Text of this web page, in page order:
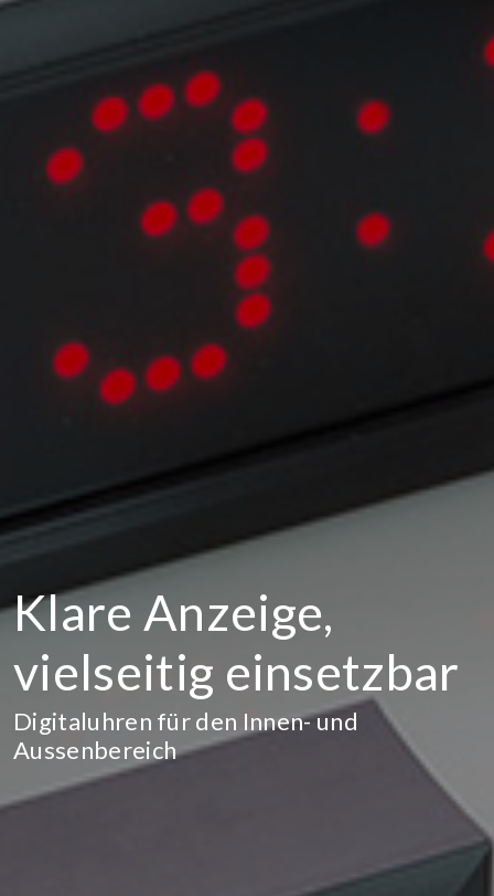
Klare Anzeige,
vielseitig einsetzbar
Digitaluhren für den Innen- und
Aussenbereich